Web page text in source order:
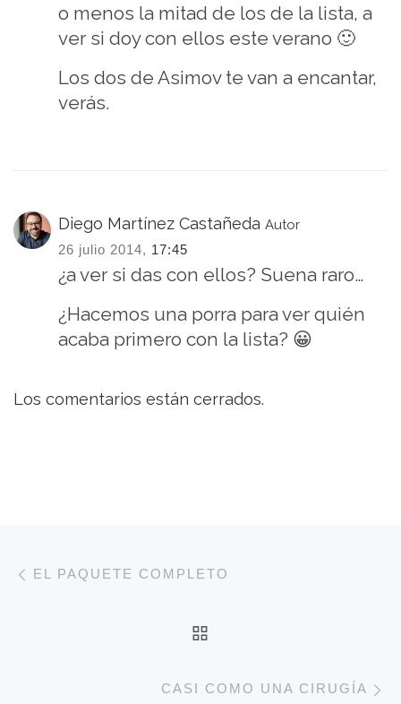
o menos la mitad de los de la lista, a
ver si doy con ellos este verano 🙂
Los dos de Asimov te van a encantar,
verás.
Diego Martínez Castañeda Autor
26 julio 2014, 17:45
¿a ver si das con ellos? Suena raro…
¿Hacemos una porra para ver quién
acaba primero con la lista? 😀
Los comentarios están cerrados.
Navegación de entradas
EL PAQUETE COMPLETO
CASI COMO UNA CIRUGÍA